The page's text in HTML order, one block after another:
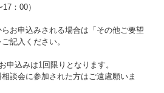
17：00）
お申込みされる場合は「その他ご要望
記入ください。
申込みは1回限りとなります。
談会に参加された方はご遠慮願いま